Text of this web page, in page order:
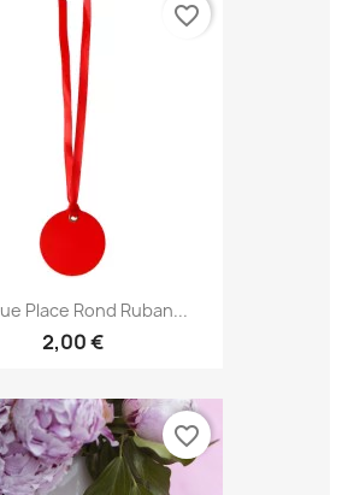
Place Rond Ruban...
2,00 €
favorite_border
favorite_border